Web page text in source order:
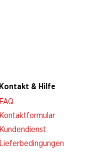
Kontakt & Hilfe
FAQ
Kontaktformular
Kundendienst
Lieferbedingungen